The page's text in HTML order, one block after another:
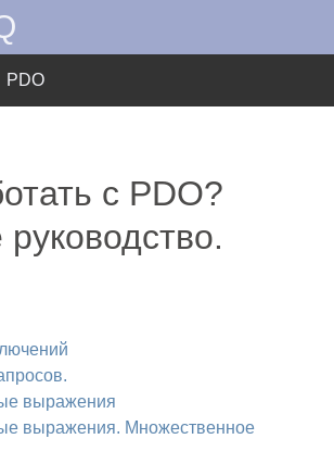
PDO
с PDO?
выражения
выражения. Множественное